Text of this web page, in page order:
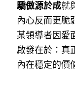
驕傲源於成就
內心反而更脆
某領導者因愛
啟發在於：真
內在穩定的價